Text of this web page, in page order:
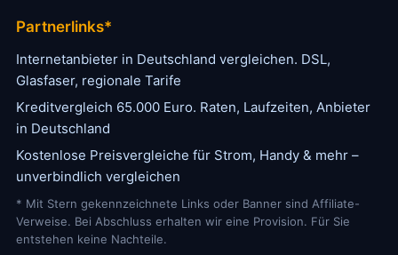
Partnerlinks*
Internetanbieter in Deutschland vergleichen. DSL,
Glasfaser, regionale Tarife
Kreditvergleich 65.000 Euro. Raten, Laufzeiten, Anbieter
in Deutschland
Kostenlose Preisvergleiche für Strom, Handy & mehr –
unverbindlich vergleichen
* Mit Stern gekennzeichnete Links oder Banner sind Affiliate-
Verweise. Bei Abschluss erhalten wir eine Provision. Für Sie
entstehen keine Nachteile.